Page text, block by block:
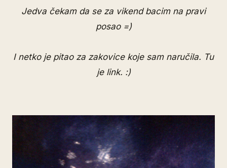
Jedva čekam da se za vikend bacim na pravi
posao =)
I netko je pitao za zakovice koje sam naručila. Tu
je link. :)